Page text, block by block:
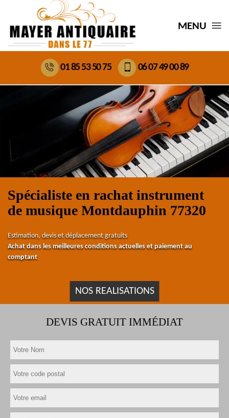
MENU
01 85 53 50 75 06 07 49 00 89
Spécialiste en rachat instrument
de musique Montdauphin 77320
Estimation, devis et déplacement gratuits
Achat dans les meilleures conditions actuelles et paiement au
comptant
NOS REALISATIONS
DEVIS GRATUIT IMMÉDIAT